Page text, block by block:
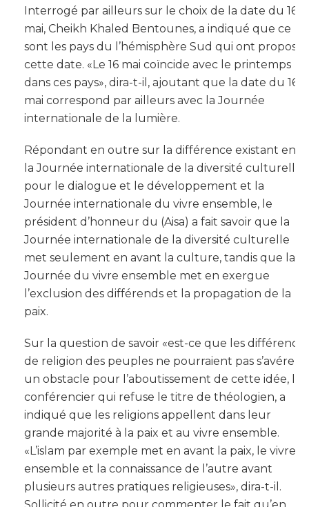
Interrogé par ailleurs sur le choix de la date du 16
mai, Cheikh Khaled Bentounes, a indiqué que ce
sont les pays du l’hémisphère Sud qui ont proposé
cette date. «Le 16 mai coïncide avec le printemps
dans ces pays», dira-t-il, ajoutant que la date du 16
mai correspond par ailleurs avec la Journée
internationale de la lumière.
Répondant en outre sur la différence existant
la Journée internationale de la diversité culturelle
pour le dialogue et le développement et la
Journée internationale du vivre ensemble, le
président d’honneur du (Aisa) a fait savoir que la
Journée internationale de la diversité culturelle
met seulement en avant la culture, tandis que la
Journée du vivre ensemble met en exergue
l’exclusion des différends et la propagation de la
paix.
Sur la question de savoir «est-ce que les différences
de religion des peuples ne pourraient pas s’avérer
un obstacle pour l’aboutissement de cette idée, le
conférencier qui refuse le titre de théologien, a
indiqué que les religions appellent dans leur
grande majorité à la paix et au vivre ensemble.
«L’islam par exemple met en avant la paix, le vivre
ensemble et la connaissance de l’autre avant
plusieurs autres pratiques religieuses», dira-t-il.